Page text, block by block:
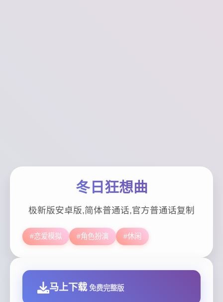
冬日狂想曲
极新版安卓版,简体普通话,官方普通话复制
#恋爱模拟 #角色扮演 #休闲
马上下载 免费完整版